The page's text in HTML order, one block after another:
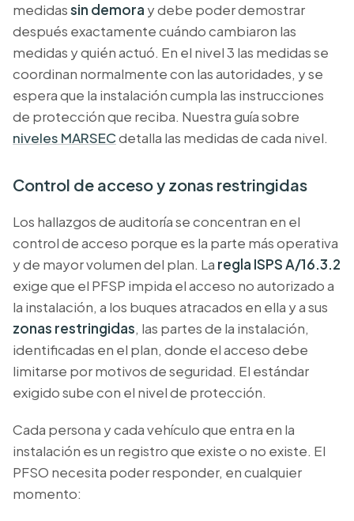
medidassin demora y debe poder demostrar
después exactamente cuándo cambiaron las
medidas y quién actuó. En el nivel 3 las medidas se
coordinan normalmente con las autoridades, y se
espera que la instalación cumpla las instrucciones
de protección que reciba. Nuestra guía sobre
niveles MARSECdetalla las medidas de cada nivel.
Control de acceso y zonas restringidas
Los hallazgos de auditoría se concentran en el
control de acceso porque es la parte más operativa
y de mayor volumen del plan. La regla ISPS A/16.3.2
exige que el PFSP impida el acceso no autorizado a
la instalación, a los buques atracados en ella y a sus
zonas restringidas, las partes de la instalación,
identificadas en el plan, donde el acceso debe
limitarse por motivos de seguridad. El estándar
exigido sube con el nivel de protección.
Cada persona y cada vehículo que entra en la
instalación es un registro que existe o no existe. El
PFSO necesita poder responder, en cualquier
momento: